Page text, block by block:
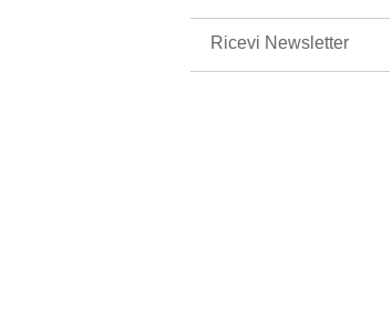
Ricevi Newsletter